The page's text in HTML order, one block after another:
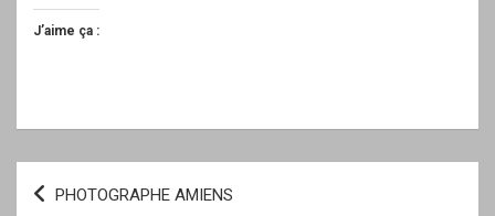
J’aime ça :
Navigation
PHOTOGRAPHE AMIENS